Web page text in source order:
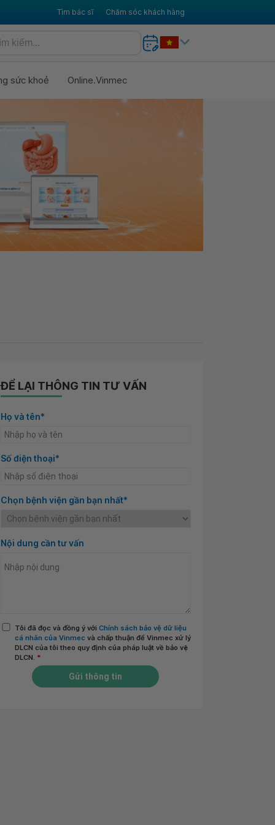
Tìm bác sĩ Chăm sóc khách hàng
sức khoẻ Online.Vinmec
ĐỂ LẠI THÔNG TIN TƯ VẤN
Họ và tên*
Số điện thoại*
Chọn bệnh viện gần bạn nhất*
Nội dung cần tư vấn
Tôi đã đọc và đồng ý với Chính sách bảo vệ dữ liệu
cá nhân của Vinmec và chấp thuận để Vinmec xử lý
DLCN của tôi theo quy định của pháp luật về bảo vệ
DLCN. *
Gửi thông tin